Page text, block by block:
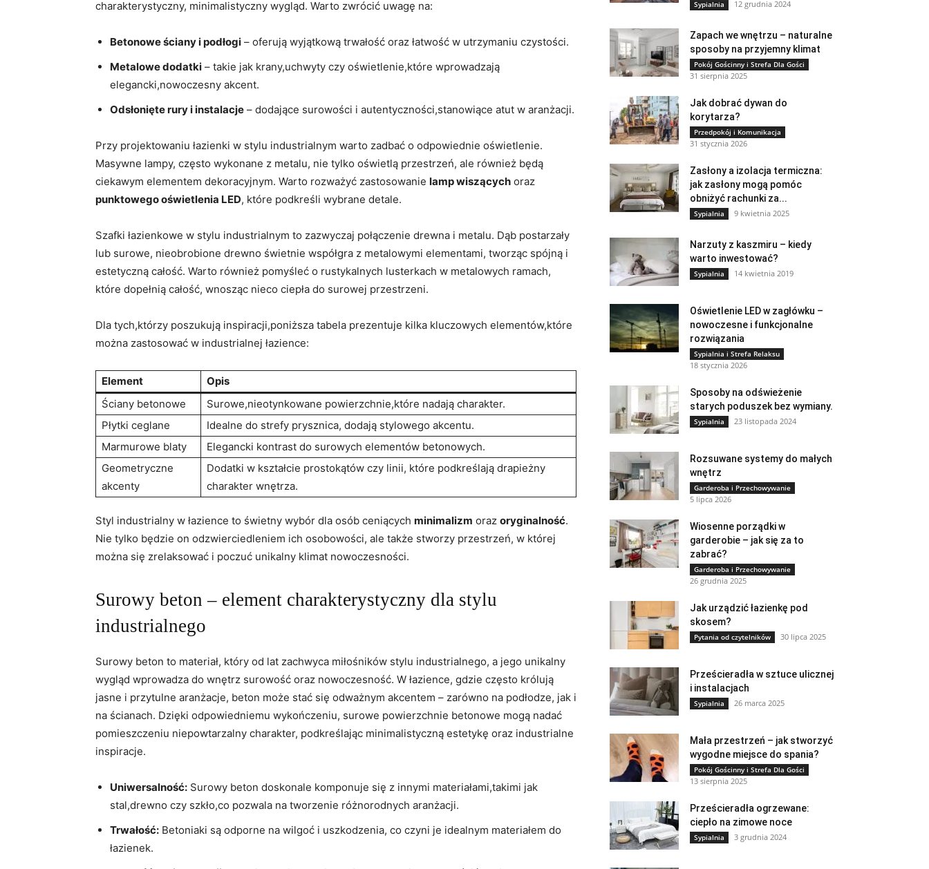
charakterystyczny, minimalistyczny wygląd. Warto zwrócić uwagę na:
Betonowe ściany i podłogi – oferują wyjątkową trwałość oraz łatwość w utrzymaniu czystości.
Metalowe dodatki – takie jak krany,uchwyty czy oświetlenie,które wprowadzają
elegancki,nowoczesny akcent.
Odsłonięte rury i instalacje – dodające surowości i autentyczności,stanowiące atut w aranżacji.
Przy projektowaniu łazienki w stylu industrialnym warto zadbać o odpowiednie oświetlenie.
Masywne lampy, często wykonane z metalu, nie tylko oświetlą przestrzeń, ale również będą
ciekawym elementem dekoracyjnym. Warto rozważyć zastosowanie lamp wiszących oraz
punktowego oświetlenia LED, które podkreśli wybrane detale.
Szafki łazienkowe w stylu industrialnym to zazwyczaj połączenie drewna i metalu. Dąb postarzały
lub surowe, nieobrobione drewno świetnie współgra z metalowymi elementami, tworząc spójną i
estetyczną całość. Warto również pomyśleć o rustykalnych lusterkach w metalowych ramach,
które dopełnią całość, wnosząc nieco ciepła do surowej przestrzeni.
Dla tych,którzy poszukują inspiracji,poniższa tabela prezentuje kilka kluczowych elementów,które
można zastosować w industrialnej łazience:
Element
Opis
Ściany betonowe
Surowe,nieotynkowane powierzchnie,które nadają charakter.
Płytki ceglane
Idealne do strefy prysznica, dodają stylowego akcentu.
Marmurowe blaty
Elegancki kontrast do surowych elementów betonowych.
Geometryczne
akcenty
Dodatki w kształcie prostokątów czy linii, które podkreślają drapieżny
charakter wnętrza.
Styl industrialny w łazience to świetny wybór dla osób ceniących minimalizm oraz oryginalność.
Nie tylko będzie on odzwierciedleniem ich osobowości, ale także stworzy przestrzeń, w której
można się zrelaksować i poczuć unikalny klimat nowoczesności.
Surowy beton – element charakterystyczny dla stylu
industrialnego
Surowy beton to materiał, który od lat zachwyca miłośników stylu industrialnego, a jego unikalny
wygląd wprowadza do wnętrz surowość oraz nowoczesność. W łazience, gdzie często królują
jasne i przytulne aranżacje, beton może stać się odważnym akcentem – zarówno na podłodze, jak i
na ścianach. Dzięki odpowiedniemu wykończeniu, surowe powierzchnie betonowe mogą nadać
pomieszczeniu niepowtarzalny charakter, podkreślając minimalistyczną estetykę oraz industrialne
inspiracje.
Uniwersalność: Surowy beton doskonale komponuje się z innymi materiałami,takimi jak
stal,drewno czy szkło,co pozwala na tworzenie różnorodnych aranżacji.
Trwałość: Betoniaki są odporne na wilgoć i uszkodzenia, co czyni je idealnym materiałem do
łazienek.
Sypialnia 12 grudnia 2024
Zapach we wnętrzu – naturalne
sposoby na przyjemny klimat
Pokój Gościnny i Strefa Dla Gości
31 sierpnia 2025
Jak dobrać dywan do
korytarza?
Przedpokój i Komunikacja
31 stycznia 2026
Zasłony a izolacja termiczna:
jak zasłony mogą pomóc
obniżyć rachunki za...
Sypialnia 9 kwietnia 2025
Narzuty z kaszmiru – kiedy
warto inwestować?
Sypialnia 14 kwietnia 2019
Oświetlenie LED w zagłówku –
nowoczesne i funkcjonalne
rozwiązania
Sypialnia i Strefa Relaksu
18 stycznia 2026
Sposoby na odświeżenie
starych poduszek bez wymiany.
Sypialnia 23 listopada 2024
Rozsuwane systemy do małych
wnętrz
Garderoba i Przechowywanie
5 lipca 2026
Wiosenne porządki w
garderobie – jak się za to
zabrać?
Garderoba i Przechowywanie
26 grudnia 2025
Jak urządzić łazienkę pod
skosem?
Pytania od czytelników 30 lipca 2025
Prześcieradła w sztuce ulicznej
i instalacjach
Sypialnia 26 marca 2025
Mała przestrzeń – jak stworzyć
wygodne miejsce do spania?
Pokój Gościnny i Strefa Dla Gości
13 sierpnia 2025
Prześcieradła ogrzewane:
ciepło na zimowe noce
Sypialnia 3 grudnia 2024